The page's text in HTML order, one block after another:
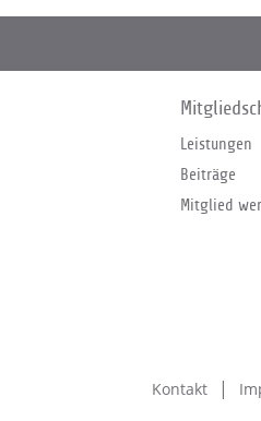
Leistungen
Beiträge
Mitglied
Kontakt